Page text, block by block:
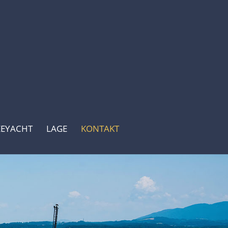
LAGE KONTAKT